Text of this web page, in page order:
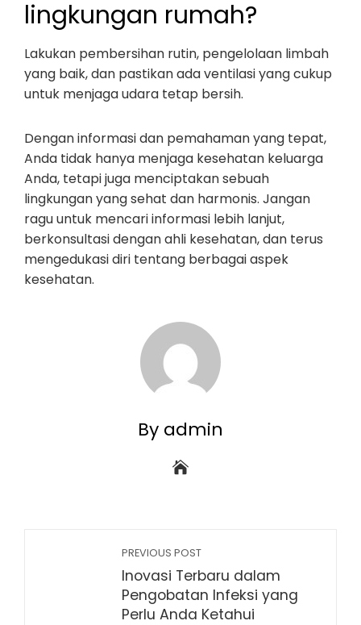
lingkungan rumah?
Lakukan pembersihan rutin, pengelolaan limbah
yang baik, dan pastikan ada ventilasi yang cukup
untuk menjaga udara tetap bersih.
Dengan informasi dan pemahaman yang tepat,
Anda tidak hanya menjaga kesehatan keluarga
Anda, tetapi juga menciptakan sebuah
lingkungan yang sehat dan harmonis. Jangan
ragu untuk mencari informasi lebih lanjut,
berkonsultasi dengan ahli kesehatan, dan terus
mengedukasi diri tentang berbagai aspek
kesehatan.
By admin
PREVIOUS POST
Inovasi Terbaru dalam
Pengobatan Infeksi yang
Perlu Anda Ketahui